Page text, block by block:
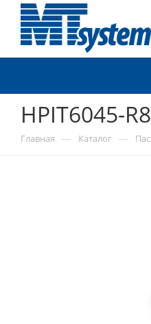
HPIT6045-
Главная — Каталог —